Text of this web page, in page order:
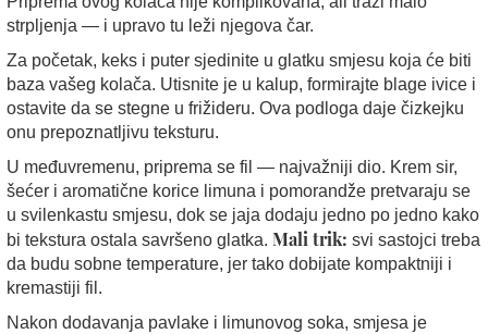
strpljenja — i upravo tu leži njegova čar.
Za početak, keks i puter sjedinite u glatku smjesu koja će biti
baza vašeg kolača. Utisnite je u kalup, formirajte blage ivice i
ostavite da se stegne u frižideru. Ova podloga daje čizkejku
onu prepoznatljivu teksturu.
U međuvremenu, priprema se fil — najvažniji dio. Krem sir,
šećer i aromatične korice limuna i pomorandže pretvaraju se
u svilenkastu smjesu, dok se jaja dodaju jedno po jedno kako
bi tekstura ostala savršeno glatka. Mali trik: svi sastojci treba
da budu sobne temperature, jer tako dobijate kompaktniji i
kremastiji fil.
Nakon dodavanja pavlake i limunovog soka, smjesa je